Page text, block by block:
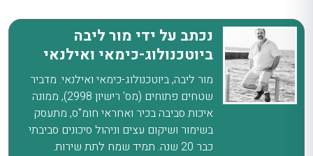
נכתב על ידי מור ליבה
ביוטכנולוג-כימאי ואילנאי
מור ליבה, ביוטכנולוג-כימאי ואילנאי. מדביר
שטחים פתוחים (מס' רישיון 2998), ממונה
איכות סביבה בכיר ואחראי חומ"ס, מתעסק
בשימור ושיקום עצים וניהול סיכונים סביבתי
כבר 20 שנה. תמיד שמח לתת שירות.